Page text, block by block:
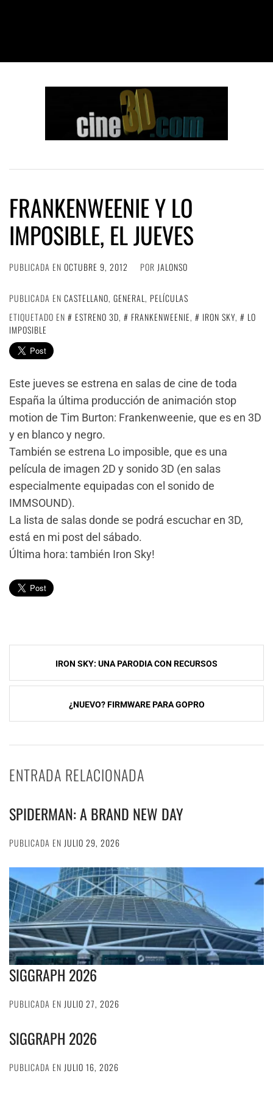
FRANKENWEENIE Y LO
IMPOSIBLE, EL JUEVES
PUBLICADA EN OCTUBRE 9, 2012 POR JALONSO
PUBLICADA EN CASTELLANO, GENERAL, PELÍCULAS
ETIQUETADO EN
ESTRENO 3D, FRANKENWEENIE, IRON SKY,
LO
IMPOSIBLE
Este jueves se estrena en salas de cine de toda
España la última producción de animación stop
motion de Tim Burton: Frankenweenie, que es en 3D
y en blanco y negro.
También se estrena Lo imposible, que es una
película de imagen 2D y sonido 3D (en salas
especialmente equipadas con el sonido de
IMMSOUND).
La lista de salas donde se podrá escuchar en 3D,
está en mi post del sábado.
Última hora: también Iron Sky!
Navegación
de
IRON SKY: UNA PARODIA CON RECURSOS
¿NUEVO? FIRMWARE PARA GOPRO
ENTRADA RELACIONADA
SPIDERMAN: A BRAND NEW DAY
PUBLICADA EN JULIO 29, 2026
SIGGRAPH 2026
PUBLICADA EN JULIO 27, 2026
SIGGRAPH 2026
PUBLICADA EN JULIO 16, 2026